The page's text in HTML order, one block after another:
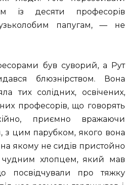
із десяти професорів
папугам, — не
був суворий, а Рут
блюзнірством. Вона
тих солідних, освічених,
професорів, що говорять
приємно вражаючи
з цим парубком, якого вона
якому не сидів пристойно
хлопцем, який мав
посвідчували про тяжку